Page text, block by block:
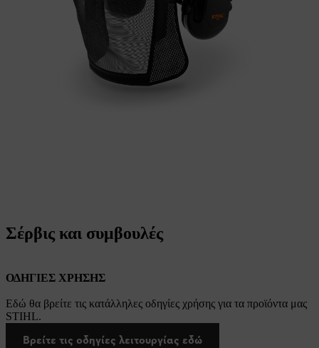
Σέρβις και συμβουλές
ΟΔΗΓΙΕΣ ΧΡΗΣΗΣ
Εδώ θα βρείτε τις κατάλληλες οδηγίες χρήσης για τα προϊόντα μας
STIHL.
Βρείτε τις οδηγίες λειτουργίας εδώ